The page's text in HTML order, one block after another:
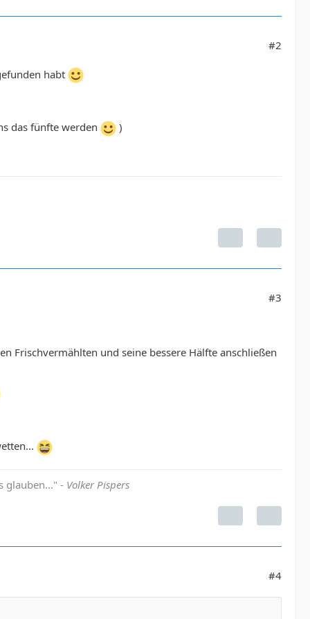
#2
habt
das fünfte werden
)
#3
Frischvermählten und seine bessere Hälfte anschließen
glauben..." - Volker Pispers
#4